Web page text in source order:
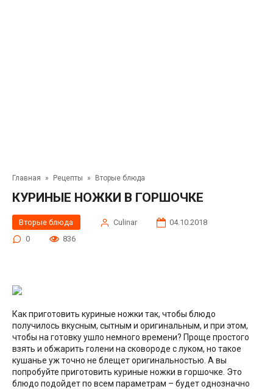
Главная » Рецепты » Вторые блюда
КУРИНЫЕ НОЖКИ В ГОРШОЧКЕ
Вторые блюда Сulinar
04.10.2018
0
836
Как приготовить куриные ножки так, чтобы блюдо
получилось вкусным, сытным и оригинальным, и при этом,
чтобы на готовку ушло немного времени? Проще простого
взять и обжарить голени на сковороде с луком, но такое
кушанье уж точно не блещет оригинальностью. А вы
попробуйте приготовить куриные ножки в горшочке. Это
блюдо подойдет по всем параметрам – будет однозначно